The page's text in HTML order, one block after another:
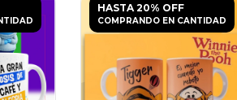
HASTA 20% OFF
COMPRANDO EN CANTIDAD